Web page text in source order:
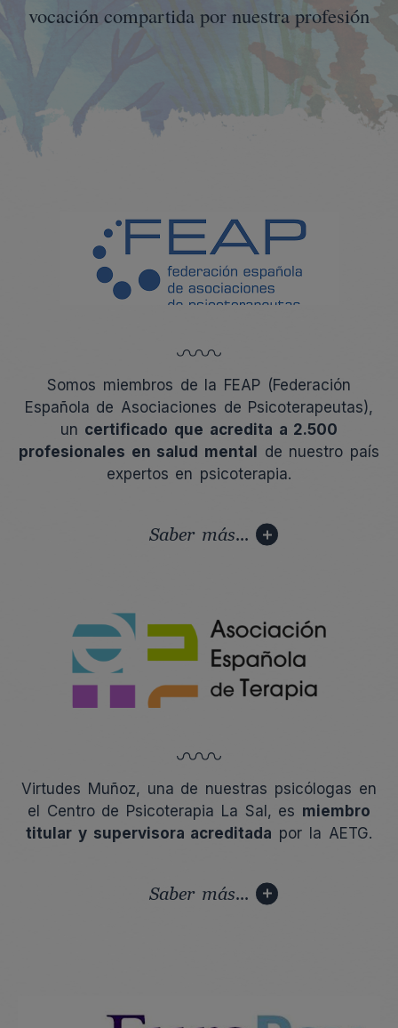
vocación compartida por nuestra profesión
Somos miembros de la FEAP (Federación
Española de Asociaciones de Psicoterapeutas),
un certificado que acredita a 2.500
profesionales en salud mental
de nuestro país
expertos en psicoterapia.
Saber más...
Virtudes Muñoz, una de nuestras psicólogas en
el Centro de Psicoterapia La Sal, es miembro
titular y supervisora acreditada por la AETG.
Saber más...